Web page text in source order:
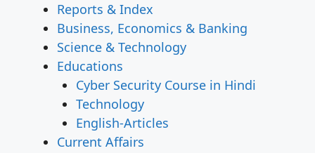
Reports & Index
Business, Economics & Banking
Science & Technology
Educations
Cyber Security Course in Hindi
Technology
English-Articles
Current Affairs